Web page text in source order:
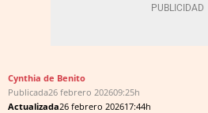
Cynthia de Benito
Publicada26 febrero 202609:25h
Actualizada26 febrero 202617:44h